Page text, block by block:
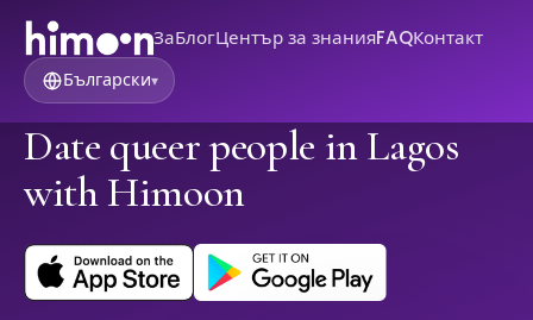
ЗаБлогЦентър за знанияFAQКонтакт
Български▾
Date queer people in Lagos
with Himoon